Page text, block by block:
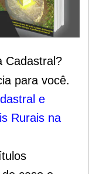
Cadastral?
para você.
e
Rurais na